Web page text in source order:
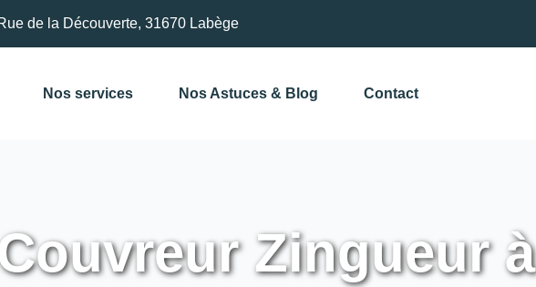
de la Découverte, 31670 Labège
Nos services Nos Astuces & Blog Contact
Zingueur à